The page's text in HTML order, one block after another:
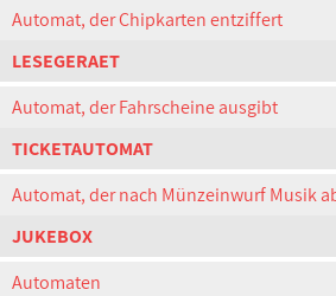
Automat, der Chipkarten entziffert
LESEGERAET
Automat, der Fahrscheine ausgibt
TICKETAUTOMAT
Automat, der nach Münzeinwurf Musik
JUKEBOX
Automaten